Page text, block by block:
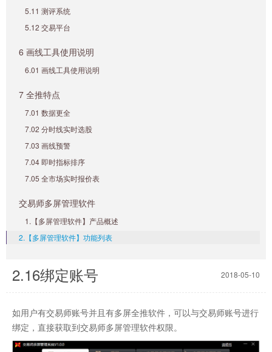
5.11 测评系统
5.12 交易平台
6 画线工具使用说明
6.01 画线工具使用说明
7 全推特点
7.01 数据更全
7.02 分时线实时选股
7.03 画线预警
7.04 即时指标排序
7.05 全市场实时报价表
交易师多屏管理软件
1.【多屏管理软件】产品概述
2.【多屏管理软件】功能列表
2.16绑定账号 2018-05-10
如用户有交易师账号并且有多屏全推软件，可以与交易师账号进行
绑定，直接获取到交易师多屏管理软件权限。